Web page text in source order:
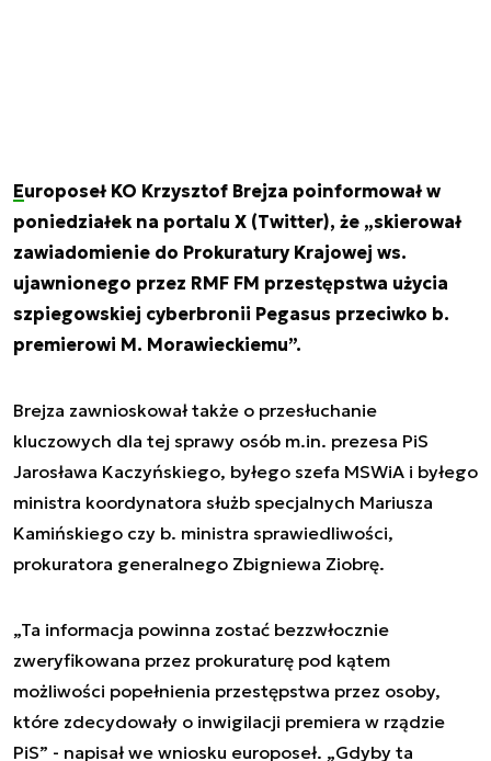
Europoseł KO Krzysztof Brejza poinformował w
poniedziałek na portalu X (Twitter), że „skierował
zawiadomienie do Prokuratury Krajowej ws.
ujawnionego przez RMF FM przestępstwa użycia
szpiegowskiej cyberbronii Pegasus przeciwko b.
premierowi M. Morawieckiemu”.
Brejza zawnioskował także o przesłuchanie
kluczowych dla tej sprawy osób m.in. prezesa PiS
Jarosława Kaczyńskiego, byłego szefa MSWiA i byłego
ministra koordynatora służb specjalnych Mariusza
Kamińskiego czy b. ministra sprawiedliwości,
prokuratora generalnego Zbigniewa Ziobrę.
„Ta informacja powinna zostać bezzwłocznie
zweryfikowana przez prokuraturę pod kątem
możliwości popełnienia przestępstwa przez osoby,
które zdecydowały o inwigilacji premiera w rządzie
PiS” - napisał we wniosku europoseł. „Gdyby ta